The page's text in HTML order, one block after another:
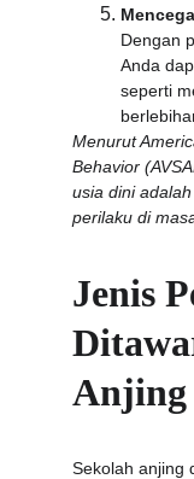
Dengan
Anda
seperti
Menurut
Behavior
usia dini
perilaku di
Jenis
Anjing
Sekolah anjing